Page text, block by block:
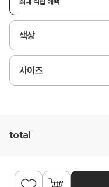
색상
사이즈
total